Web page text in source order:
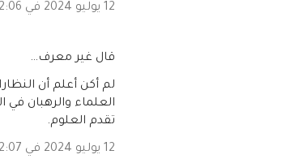
12 يوليو 2024 في 12:06 م
‏قال غير معرف…
لم أكن أعلم أن
العلماء والرهبان
تقدم العلوم.
12 يوليو 2024 في 12:07 م